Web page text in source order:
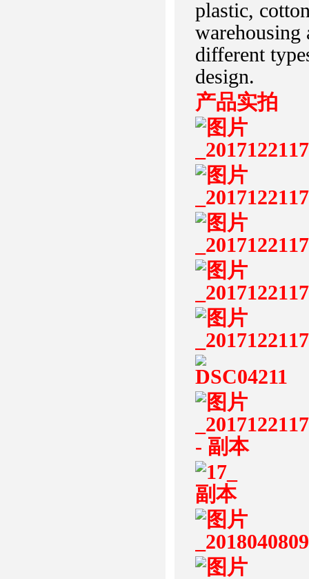
plastic,
different
design.
产品实拍